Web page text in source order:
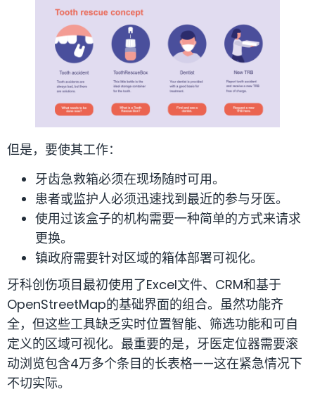
但是，要使其工作：
牙齿急救箱必须在现场随时可用。
患者或监护人必须迅速找到最近的参与牙医。
使用过该盒子的机构需要一种简单的方式来请求
更换。
镇政府需要针对区域的箱体部署可视化。
牙科创伤项目最初使用了Excel文件、CRM和基于
OpenStreetMap的基础界面的组合。虽然功能齐
全，但这些工具缺乏实时位置智能、筛选功能和可自
定义的区域可视化。最重要的是，牙医定位器需要滚
动浏览包含4万多个条目的长表格——这在紧急情况下
不切实际。